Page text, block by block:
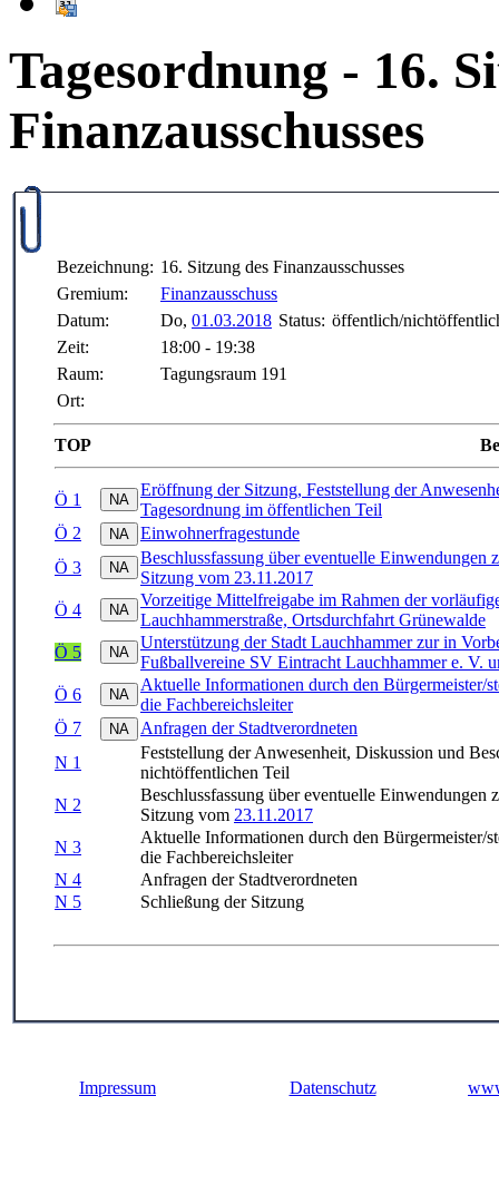
Tagesordnung - 16.
Finanzausschusses
Bezeichnung: 16. Sitzung des Finanzausschusses
Gremium:
Finanzausschuss
Datum:
Do, 01.03.2018 Status: öffentlich/
Zeit:
18:00 - 19:38
Raum:
Tagungsraum 191
Ort:
TOP
Ö 1
Eröffnung der Sitzung, Feststellung der
Tagesordnung im öffentlichen Teil
Ö 2
Einwohnerfragestunde
Ö 3
Beschlussfassung über eventuelle
Sitzung vom 23.11.2017
Ö 4
Vorzeitige Mittelfreigabe im Rahmen der
Lauchhammerstraße, Ortsdurchfahrt Grünewalde
Ö 5
Unterstützung der Stadt Lauchhammer zur in
Fußballvereine SV Eintracht Lauchhammer e. V.
Ö 6
Aktuelle Informationen durch den Bürgermeister/
die Fachbereichsleiter
Ö 7
Anfragen der Stadtverordneten
N 1
Feststellung der Anwesenheit, Diskussion und
nichtöffentlichen Teil
N 2
Beschlussfassung über eventuelle
Sitzung vom 23.11.2017
N 3
Aktuelle Informationen durch den Bürgermeister/
die Fachbereichsleiter
N 4
Anfragen der Stadtverordneten
N 5
Schließung der Sitzung
Impressum Datenschutz